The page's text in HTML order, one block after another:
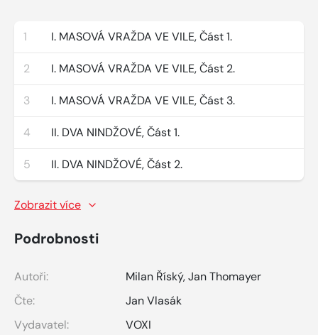
1 I. MASOVÁ VRAŽDA VE VILE, Část 1.
2 I. MASOVÁ VRAŽDA VE VILE, Část 2.
3 I. MASOVÁ VRAŽDA VE VILE, Část 3.
4 II. DVA NINDŽOVÉ, Část 1.
5 II. DVA NINDŽOVÉ, Část 2.
Zobrazit více
Podrobnosti
Autoři: Milan Říský,Jan Thomayer
Čte:
Jan Vlasák
Vydavatel:
VOXI